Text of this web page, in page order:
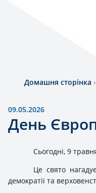
Домашня сторінка ›
09.05.2026
День
Сьогодні, 9
Це свято
демократії та